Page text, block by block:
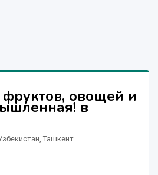
овощей и
в
Ташкент